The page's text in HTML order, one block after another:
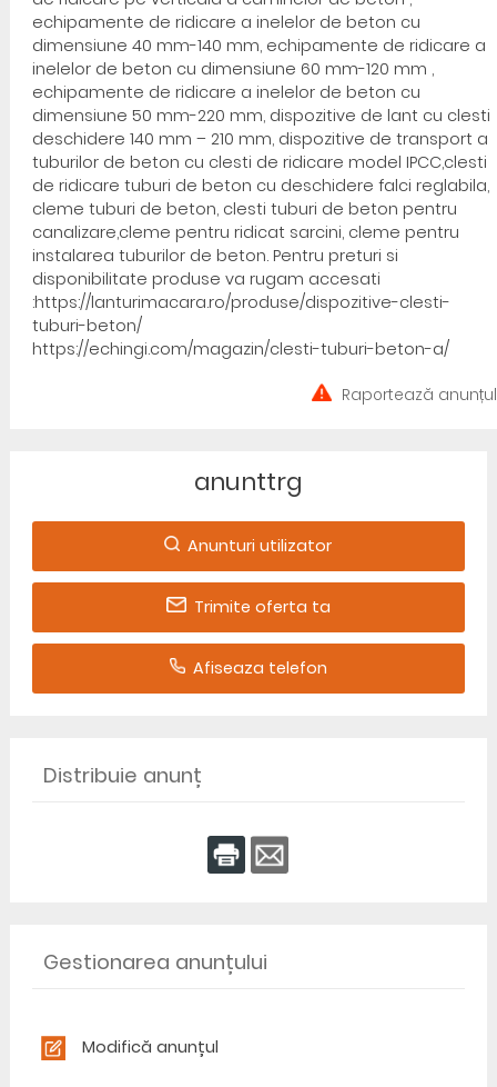
echipamente de ridicare a inelelor de beton cu
dimensiune 40 mm-140 mm, echipamente de ridicare a
inelelor de beton cu dimensiune 60 mm-120 mm ,
echipamente de ridicare a inelelor de beton cu
dimensiune 50 mm-220 mm, dispozitive de lant cu clesti
deschidere 140 mm – 210 mm, dispozitive de transport a
tuburilor de beton cu clesti de ridicare model IPCC,clesti
de ridicare tuburi de beton cu deschidere falci reglabila,
cleme tuburi de beton, clesti tuburi de beton pentru
canalizare,cleme pentru ridicat sarcini, cleme pentru
instalarea tuburilor de beton. Pentru preturi si
disponibilitate produse va rugam accesati
:https://lanturimacara.ro/produse/dispozitive-clesti-
tuburi-beton/
https://echingi.com/magazin/clesti-tuburi-beton-a/
Raportează anunțul
anunttrg
Anunturi utilizator
Trimite oferta ta
Afiseaza telefon
Distribuie anunț
Gestionarea anunțului
Modifică anunțul